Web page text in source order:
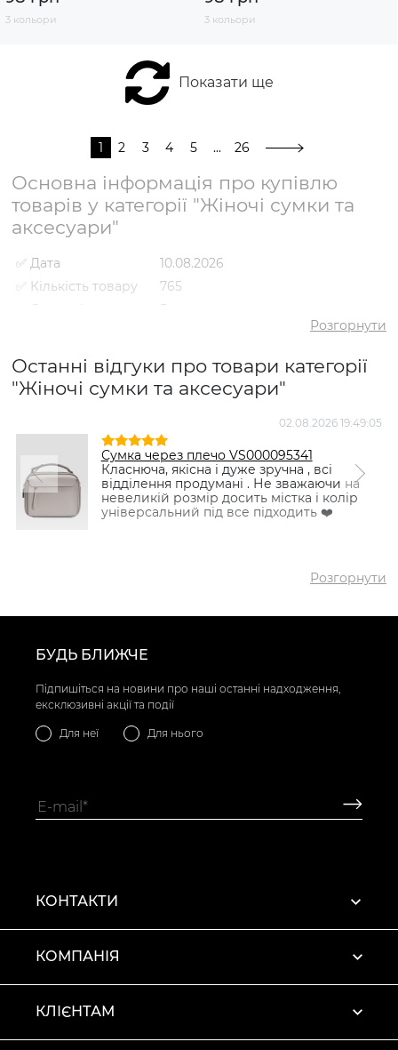
3 кольори 3 кольори
Показати ще
1 2 3 4 5 ... 26
Основна інформація про купівлю
товарів у категорії "Жіночі сумки та
аксесуари"
✅ Дата
10.08.2026
✅ Кількість товару
765
✅ Середній рейтинг
5
✅ Найдешевший
товар
60 грн
✅ Найдорожчий
7329 грн
✅
Найпопулярніший
Ремінь VS000084240
Коричневий - 1368 грн
Розгорнути
Останні відгуки про товари категорії
"Жіночі сумки та аксесуари"
02.08.2026 19:49:05
Сумка через плечо VS000095341
Класнюча, якісна і дуже зручна , всі
відділення продумані . Не зважаючи на
невеликій розмір досить містка і колір
універсальний під все підходить ❤️
Розгорнути
БУДЬ БЛИЖЧЕ
Підпишіться на новини про наші останні надходження,
ексклюзивні акції та події
Для неї Для нього
КОНТАКТИ
КОМПАНІЯ
КЛІЄНТАМ